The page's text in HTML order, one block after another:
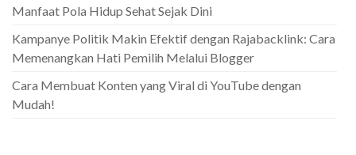
Manfaat Pola Hidup Sehat Sejak Dini
Kampanye Politik Makin Efektif dengan Rajabacklink: Cara
Memenangkan Hati Pemilih Melalui Blogger
Cara Membuat Konten yang Viral di YouTube dengan
Mudah!